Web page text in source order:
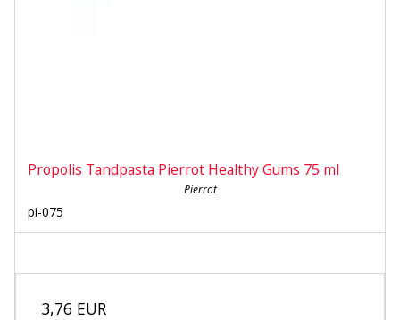
Propolis Tandpasta Pierrot Healthy Gums 75 ml
Pierrot
pi-075
3,76 EUR